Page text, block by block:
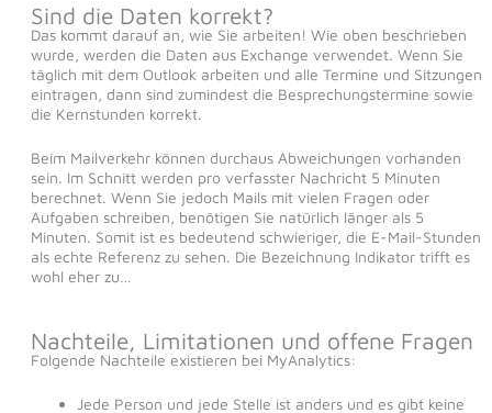
Sind die Daten korrekt?
Das kommt darauf an, wie Sie arbeiten! Wie oben beschrieben
wurde, werden die Daten aus Exchange verwendet. Wenn Sie
täglich mit dem Outlook arbeiten und alle Termine und Sitzungen
eintragen, dann sind zumindest die Besprechungstermine sowie
die Kernstunden korrekt.
Beim Mailverkehr können durchaus Abweichungen vorhanden
sein. Im Schnitt werden pro verfasster Nachricht 5 Minuten
berechnet. Wenn Sie jedoch Mails mit vielen Fragen oder
Aufgaben schreiben, benötigen Sie natürlich länger als 5
Minuten. Somit ist es bedeutend schwieriger, die E-Mail-Stunden
als echte Referenz zu sehen. Die Bezeichnung Indikator trifft es
wohl eher zu…
Nachteile, Limitationen und offene Fragen
Folgende Nachteile existieren bei MyAnalytics:
Jede Person und jede Stelle ist anders und es gibt keine